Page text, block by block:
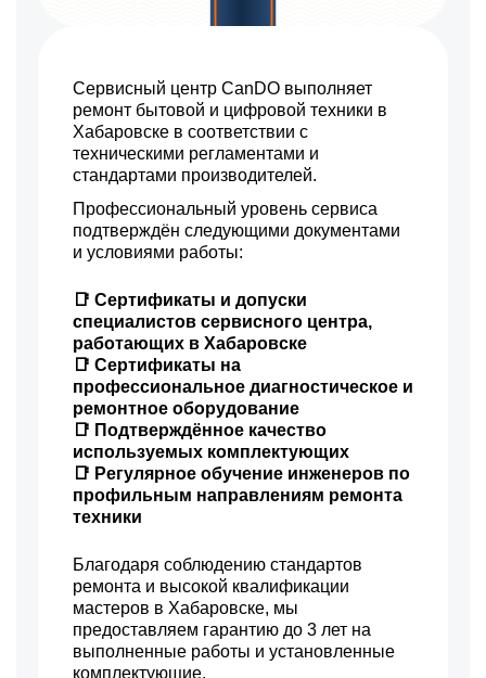
Замена SCART-разъема
1200 р
1500 р
Замена разъема питания
1200 р
Восстановление после
попадания влаги
1600 р
Замена трансформаторов
подсветки
1800 р
Сервисный центр CanDO выполняет
ремонт бытовой и цифровой техники в
Хабаровске в соответствии с
техническими регламентами и
стандартами производителей.
Профессиональный уровень сервиса
подтверждён следующими документами
и условиями работы:
📑 Сертификаты и допуски
специалистов сервисного центра,
работающих в Хабаровске
📑 Сертификаты на
профессиональное диагностическое и
ремонтное оборудование
📑 Подтверждённое качество
используемых комплектующих
📑 Регулярное обучение инженеров по
профильным направлениям ремонта
техники
Благодаря соблюдению стандартов
ремонта и высокой квалификации
мастеров в Хабаровске, мы
предоставляем гарантию до 3 лет на
выполненные работы и установленные
комплектующие.